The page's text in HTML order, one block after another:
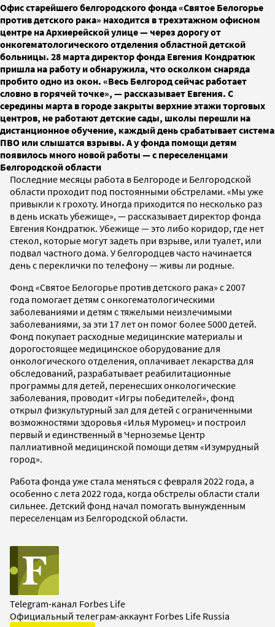
Офис старейшего белгородского фонда «Святое Белогорье
против детского рака» находится в трехэтажном офисном
центре на Архиерейской улице — через дорогу от
онкогематологического отделения областной детской
больницы. 28 марта директор фонда Евгения Кондратюк
пришла на работу и обнаружила, что осколком снаряда
пробито одно из окон. «Весь Белгород сейчас работает
словно в горячей точке», — рассказывает Евгения. С
середины марта в городе закрыты верхние этажи торговых
центров, не работают детские сады, школы перешли на
дистанционное обучение, каждый день срабатывает система
ПВО или слышатся взрывы. А у фонда помощи детям
появилось много новой работы — с переселенцами
Белгородской области
Последние месяцы работа в Белгороде и Белгородской
области проходит под постоянными обстрелами. «Мы уже
привыкли к грохоту. Иногда приходится по несколько раз
в день искать убежище», — рассказывает директор фонда
Евгения Кондратюк. Убежище — это либо коридор, где нет
стекол, которые могут задеть при взрыве, или туалет, или
подвал частного дома. У белгородцев часто начинается
день с переклички по телефону — живы ли родные.
Фонд «Святое Белогорье против детского рака» с 2007
года помогает детям с онкогематологическими
заболеваниями и детям с тяжелыми неизлечимыми
заболеваниями, за эти 17 лет он помог более 5000 детей.
Фонд покупает расходные медицинские материалы и
дорогостоящее медицинское оборудование для
онкологического отделения, оплачивает лекарства для
обследований, разрабатывает реабилитационные
программы для детей, перенесших онкологические
заболевания, проводит «Игры победителей», фонд
открыл физкультурный зал для детей с ограниченными
возможностями здоровья «Илья Муромец» и построил
первый и единственный в Черноземье Центр
паллиативной медицинской помощи детям «Изумрудный
город».
Работа фонда уже стала меняться с февраля 2022 года, а
особенно с лета 2022 года, когда обстрелы области стали
сильнее. Детский фонд начал помогать вынужденным
переселенцам из Белгородской области.
Telegram-канал Forbes Life
Официальный телеграм-аккаунт Forbes Life Russia